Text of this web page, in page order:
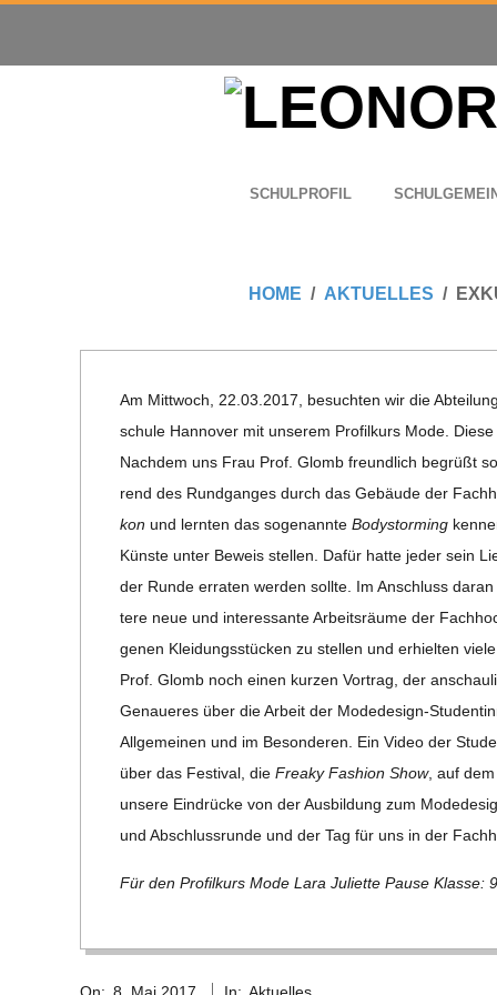
N
O
R
G
O
D
C
SCHUL­PRO­FIL
HOME AKTUELLES
Am Mitt­woch, 22.03.2017, besuch­ten wir die
schule Han­no­ver mit unse­rem Pro­fil­kurs Mode.
Nach­dem uns Frau Prof. Glomb freund­lich begrüßt
rend des Rund­gan­ges durch das Gebäude der
kon und lern­ten das soge­nannte Body­s­tor­ming
Künste unter Beweis stel­len. Dafür hatte jeder sein
der Runde erra­ten wer­den sollte. Im Anschluss
tere neue und inter­es­sante Arbeits­räume der
ge­nen Klei­dungs­stü­cken zu stel­len und erhiel­ten
Prof. Glomb noch einen kur­zen Vor­trag, der
Genaue­res über die Arbeit der Mode­de­sign-
All­ge­mei­nen und im Beson­de­ren. Ein Video der
über das Fes­ti­val, die Fre­aky Fashion Show, auf
unsere Ein­drü­cke von der Aus­bil­dung zum
und Abschluss­runde und der Tag für uns in der
Für den Pro­fil­kurs Mode Lara Juli­ette Pause Klasse: